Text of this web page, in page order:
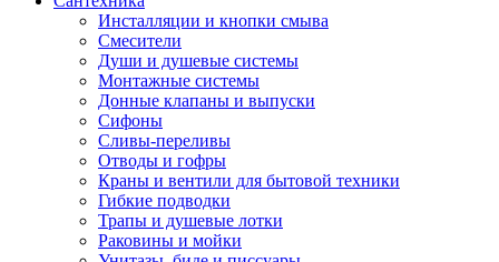
Инсталляции и кнопки смыва
Смесители
Души и душевые системы
Монтажные системы
Донные клапаны и выпуски
Сифоны
Сливы-переливы
Отводы и гофры
Краны и вентили для бытовой техники
Гибкие подводки
Трапы и душевые лотки
Раковины и мойки